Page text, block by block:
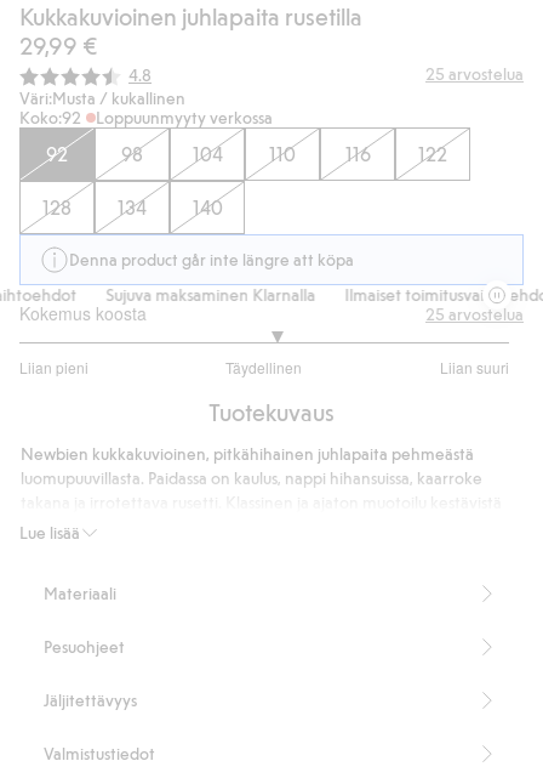
Kukkakuvioinen juhlapaita rusetilla
29,99 €
Keskimääräinen luokitus:
4.8 25 arvostelua
Väri:Musta / kukallinen
Koko:92 Loppuunmyyty verkossa
92 98 104 110 116 122
128 134 140
Denna product går inte längre att köpa
Sujuva maksaminen Klarnalla Ilmaiset toimitusvaihtoehdot
Kokemus koosta
Liian pieni Täydellinen Liian suuri
/
ääneen
25 arvostelua
Tuotekuvaus
Lue lisää
Newbien kukkakuvioinen, pitkähihainen juhlapaita pehmeästä
luomupuuvillasta. Paidassa on kaulus, nappi hihansuissa, kaarroke
materiaaleista – sopii niin juhlaan kuin muihinkin erityistilaisuuksiin.
Tuotenumero
Materiaali
Pesuohjeet
Jäljitettävyys
Valmistustiedot